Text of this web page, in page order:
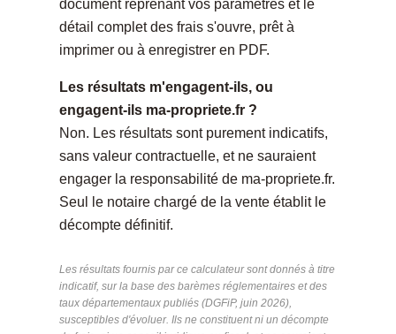
document reprenant vos paramètres et le
détail complet des frais s'ouvre, prêt à
imprimer ou à enregistrer en PDF.
Les résultats m'engagent-ils, ou
engagent-ils ma-propriete.fr ?
Non. Les résultats sont purement indicatifs,
sans valeur contractuelle, et ne sauraient
engager la responsabilité de ma-propriete.fr.
Seul le notaire chargé de la vente établit le
décompte définitif.
Les résultats fournis par ce calculateur sont donnés à titre
indicatif, sur la base des barèmes réglementaires et des
taux départementaux publiés (DGFiP, juin 2026),
susceptibles d'évoluer. Ils ne constituent ni un décompte